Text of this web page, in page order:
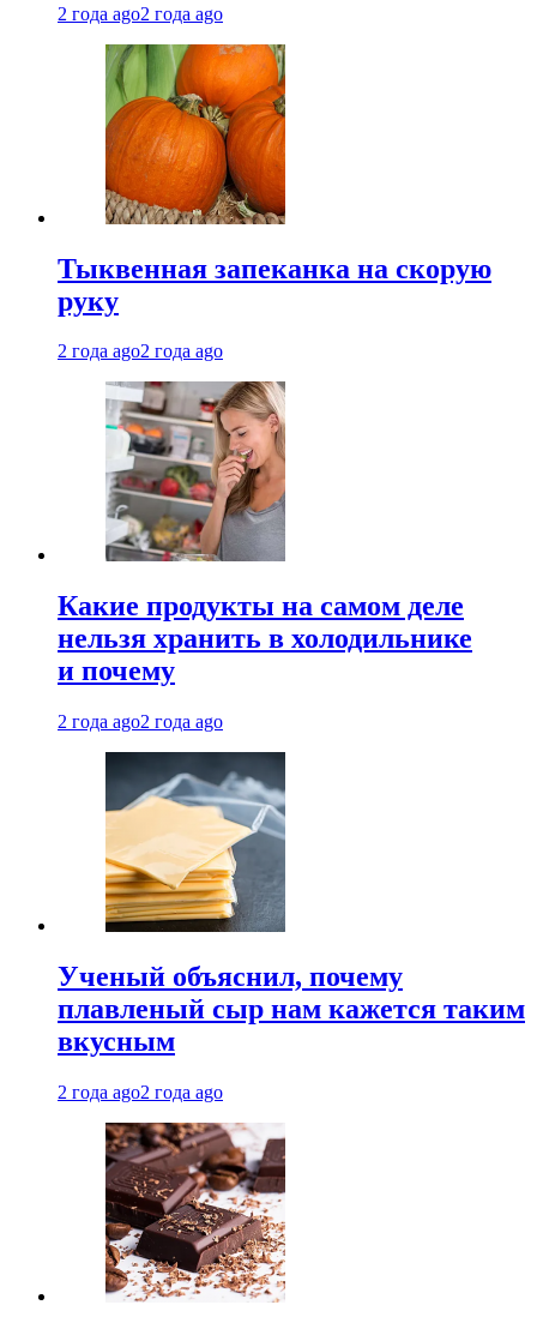
2 года ago2 года ago
Тыквенная запеканка на скорую
руку
2 года ago2 года ago
Какие продукты на самом деле
нельзя хранить в холодильнике
и почему
2 года ago2 года ago
Ученый объяснил, почему
плавленый сыр нам кажется таким
вкусным
2 года ago2 года ago